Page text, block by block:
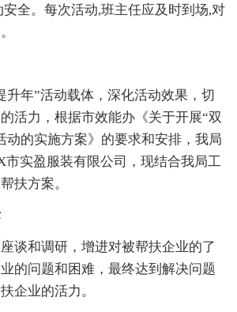
全。每次活动,班主任应及时到场,对
年”活动载体，深化活动效果，切
活力，根据市效能办《关于开展“双
动的实施方案》的要求和安排，我局
市实盈服装有限公司，现结合我局工
扶方案。
和调研，增进对被帮扶企业的了
的问题和困难，最终达到解决问题
企业的活力。